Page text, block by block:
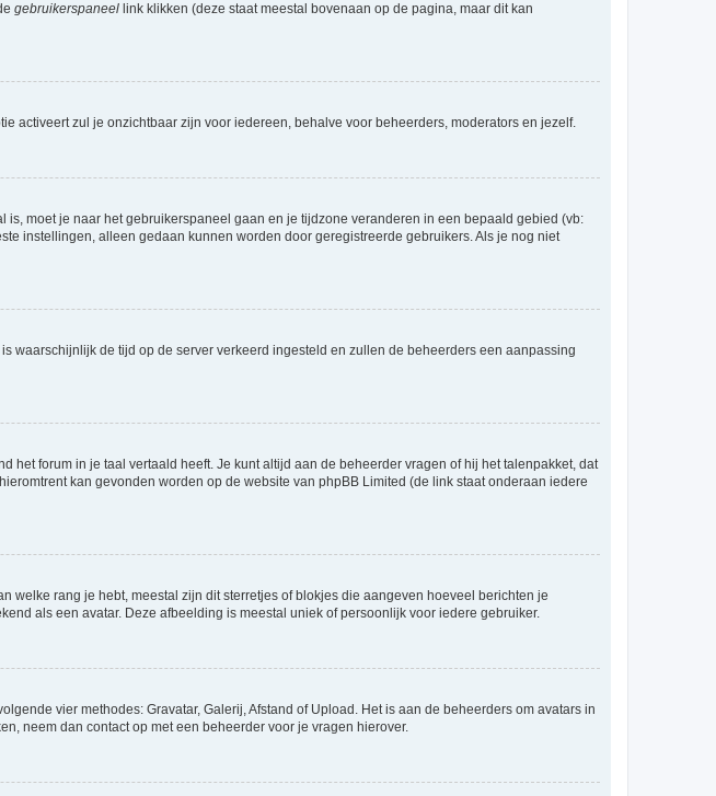
gebruikerspaneel link klikken (deze staat meestal bovenaan op de pagina, maar dit kan
activeert zul je onzichtbaar zijn voor iedereen, behalve voor beheerders, moderators en jezelf.
moet je naar het gebruikerspaneel gaan en je tijdzone veranderen in een bepaald gebied (vb:
instellingen, alleen gedaan kunnen worden door geregistreerde gebruikers. Als je nog niet
waarschijnlijk de tijd op de server verkeerd ingesteld en zullen de beheerders een aanpassing
forum in je taal vertaald heeft. Je kunt altijd aan de beheerder vragen of hij het talenpakket, dat
kan gevonden worden op de website van phpBB Limited (de link staat onderaan iedere
welke rang je hebt, meestal zijn dit sterretjes of blokjes die aangeven hoeveel berichten je
als een avatar. Deze afbeelding is meestal uniek of persoonlijk voor iedere gebruiker.
vier methodes: Gravatar, Galerij, Afstand of Upload. Het is aan de beheerders om avatars in
neem dan contact op met een beheerder voor je vragen hierover.